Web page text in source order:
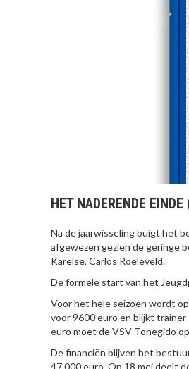
HET NADERENDE
Na de jaarwisseling buigt het
afgewezen gezien de geringe
Karelse, Carlos Roeleveld.
De formele start van het
Voor het hele seizoen wordt
voor 9600 euro en blijkt
euro moet de VSV Tonegido
De financiën blijven het
47.000 euro. Op 18 mei deelt